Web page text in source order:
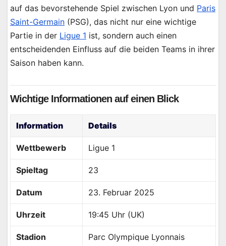
auf das bevorstehende Spiel zwischen Lyon und Paris
Saint-Germain (PSG), das nicht nur eine wichtige
Partie in der Ligue 1 ist, sondern auch einen
entscheidenden Einfluss auf die beiden Teams in ihrer
Saison haben kann.
Wichtige Informationen auf einen Blick
Information Details
Wettbewerb Ligue 1
Spieltag 23
Datum 23. Februar 2025
Uhrzeit 19:45 Uhr (UK)
Stadion Parc Olympique Lyonnais